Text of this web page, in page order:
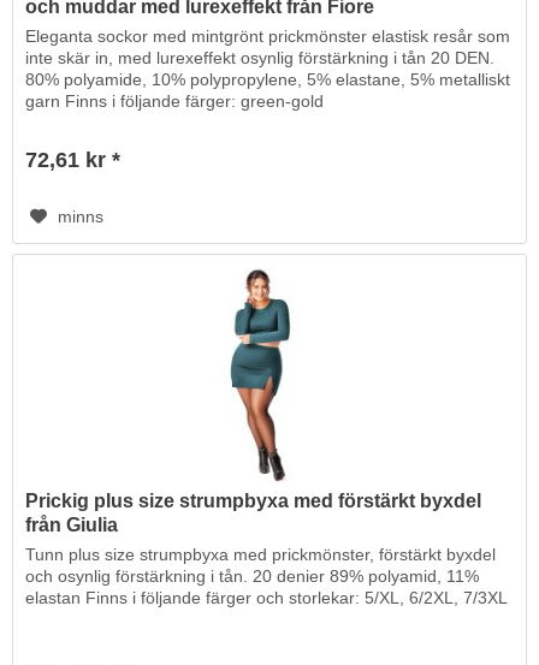
och muddar med lurexeffekt från Fiore
Eleganta sockor med mintgrönt prickmönster elastisk resår som
inte skär in, med lurexeffekt osynlig förstärkning i tån 20 DEN.
80% polyamide, 10% polypropylene, 5% elastane, 5% metalliskt
garn Finns i följande färger: green-gold
72,61 kr *
minns
Prickig plus size strumpbyxa med förstärkt byxdel
från Giulia
Tunn plus size strumpbyxa med prickmönster, förstärkt byxdel
och osynlig förstärkning i tån. 20 denier 89% polyamid, 11%
elastan Finns i följande färger och storlekar: 5/XL, 6/2XL, 7/3XL